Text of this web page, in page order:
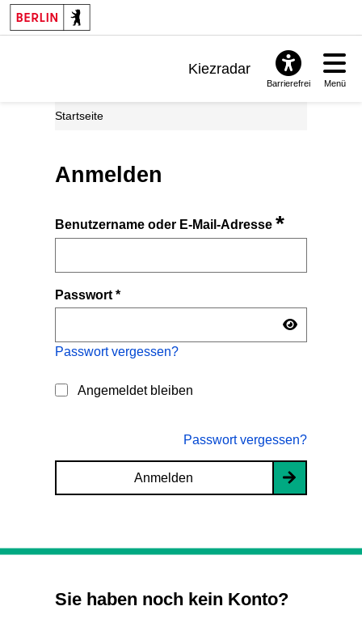
Kiezradar
Barrierefrei Menü
Startseite
Anmelden
Benutzername oder E-Mail-Adresse*
Passwort*
Passwort vergessen?
Angemeldet bleiben
Passwort vergessen?
Anmelden
Sie haben noch kein Konto?